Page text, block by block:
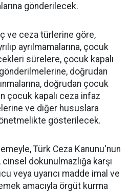
gönderilecek.
ve ceza türlerine göre,
ayrılmamalarına, çocuk
sürelere, çocuk kapalı
doğrudan
doğrudan çocuk
çocuk kapalı ceza infaz
ve diğer hususlara
gösterilecek.
Türk Ceza Kanunu'nun
dokunulmazlığa karşı
veya uyarıcı madde imal ve
amacıyla örgüt kurma